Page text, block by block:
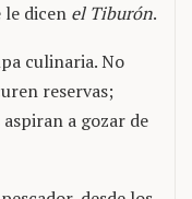
dicen el Tiburón.
culinaria. No
reservas;
a gozar de